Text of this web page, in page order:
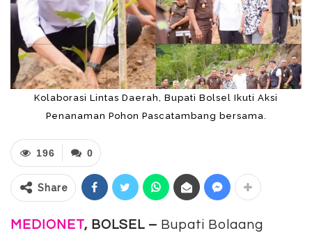
Kolaborasi Lintas Daerah, Bupati Bolsel Ikuti Aksi
Penanaman Pohon Pascatambang bersama.
0
196
Share
MEDIONET, BOLSEL – Bupati Bolaang